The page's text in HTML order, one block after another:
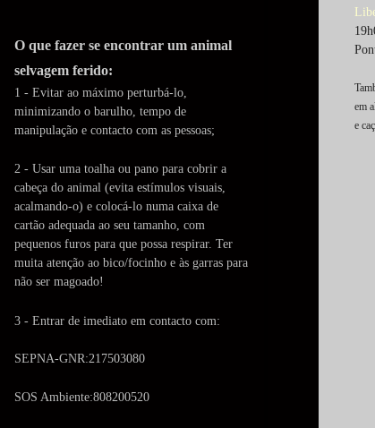
em
e
O que fazer se encontrar um animal
selvagem ferido:
1 - Evitar ao máximo perturbá-lo,
minimizando o barulho, tempo de
manipulação e contacto com as pessoas;
2 - Usar uma toalha ou pano para cobrir a
cabeça do animal (evita estímulos visuais,
acalmando-o) e colocá-lo numa caixa de
cartão adequada ao seu tamanho, com
pequenos furos para que possa respirar. Ter
muita atenção ao bico/focinho e às garras para
não ser magoado!
3 - Entrar de imediato em contacto com:
SEPNA-GNR:217503080
SOS Ambiente:808200520